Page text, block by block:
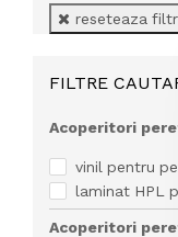
reseteaza
FILTRE
Acoperitori
vinil pentru
laminat HPL
Acoperitori